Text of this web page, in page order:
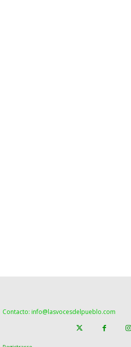
Contacto: info@lasvocesdelpueblo.com